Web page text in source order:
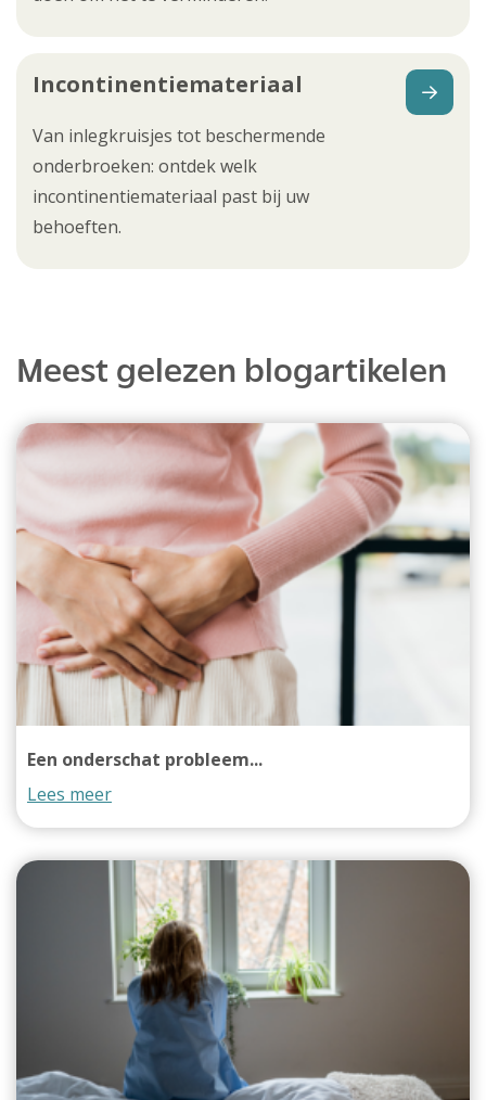
Incontinentiemateriaal
Van inlegkruisjes tot beschermende
onderbroeken: ontdek welk
incontinentiemateriaal past bij uw
behoeften.
Meest gelezen blogartikelen
Een onderschat probleem...
Lees meer